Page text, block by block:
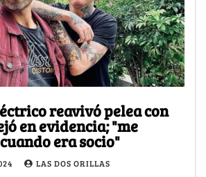
reavivó pelea con
en evidencia; "me
era socio"
LAS DOS ORILLAS